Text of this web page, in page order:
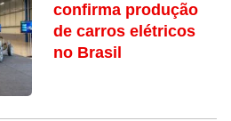
confirma produção
de carros elétricos
no Brasil